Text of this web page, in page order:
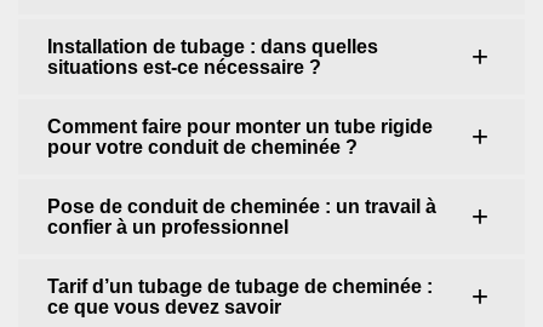
Installation de tubage : dans quelles
situations est-ce nécessaire ?
Comment faire pour monter un tube rigide
pour votre conduit de cheminée ?
Pose de conduit de cheminée : un travail à
confier à un professionnel
Tarif d’un tubage de tubage de cheminée :
ce que vous devez savoir